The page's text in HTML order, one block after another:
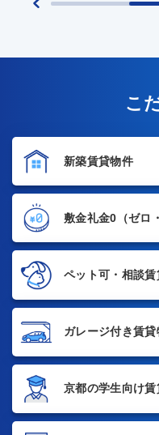
こ
新築賃貸物件
敷金礼金0 （ゼロ
ペット可・相談賃
ガレージ付き賃貸
京都の学生向け賃